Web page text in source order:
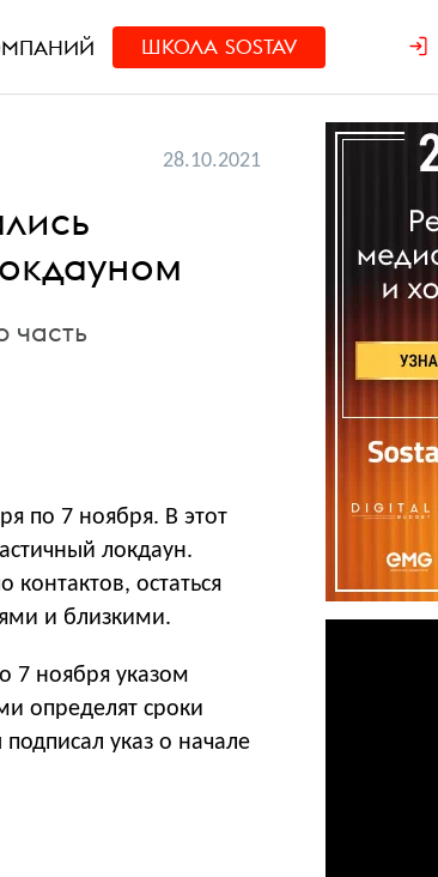
ШКОЛА SOSTAV
28.10.2021
часть
по 7 ноября. В этот
локдаун.
остаться
и близкими.
7 ноября указом
определят сроки
указ о начале